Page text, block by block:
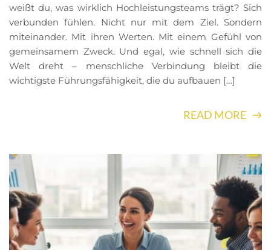
weißt du, was wirklich Hochleistungsteams trägt? Sich
verbunden fühlen. Nicht nur mit dem Ziel. Sondern
miteinander. Mit ihren Werten. Mit einem Gefühl von
gemeinsamem Zweck. Und egal, wie schnell sich die
Welt dreht – menschliche Verbindung bleibt die
wichtigste Führungsfähigkeit, die du aufbauen […]
READ MORE